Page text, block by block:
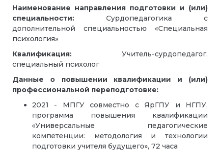
Наименование направления подготовки и (или)
специальности: Сурдопедагогика с
дополнительной специальностью «Специальная
психология»
Квалификация: Учитель-сурдопедагог,
специальный психолог
Данные о повышении квалификации и (или)
профессиональной переподготовке:
2021 - МПГУ совместно с ЯрГПУ и НГПУ,
программа повышения квалификации
«Универсальные педагогические
компетенции: методология и технологии
подготовки учителя будущего», 72 часа